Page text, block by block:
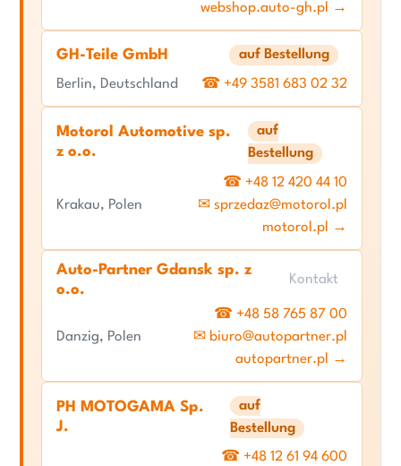
webshop.auto-gh.pl →
GH-Teile GmbH auf Bestellung
Berlin, Deutschland ☎ +49 3581 683 02 32
Motorol Automotive sp.
z o.o.
auf
Bestellung
Krakau, Polen
☎ +48 12 420 44 10
✉ sprzedaz@motorol.pl
motorol.pl →
Auto-Partner Gdansk sp. z
o.o.
Kontakt
Danzig, Polen
☎ +48 58 765 87 00
✉ biuro@autopartner.pl
autopartner.pl →
PH MOTOGAMA Sp.
J.
auf
Bestellung
☎ +48 12 61 94 600